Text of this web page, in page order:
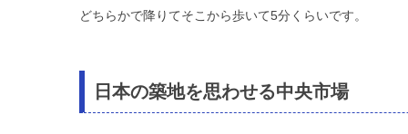
どちらかで降りてそこから歩いて5分くらいです。
日本の築地を思わせる中央市場